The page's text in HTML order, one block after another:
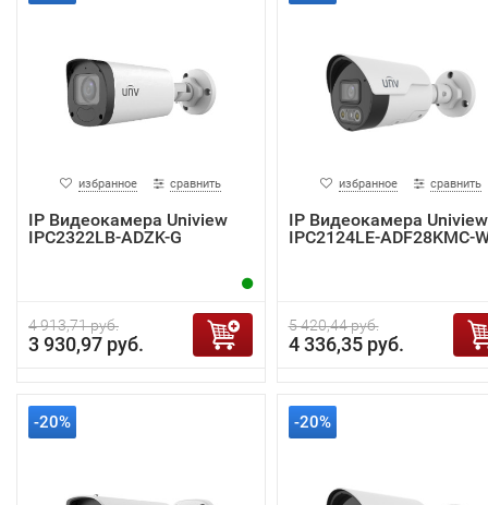
избранное сравнить
IP Видеокамера Uniview
IPC2322LB-ADZK-G
4 913,71 руб.
3 930,97 руб.
избранное сравнить
IP Видеокамера Uniview
IPC2124LE-ADF28KMC-
5 420,44 руб.
4 336,35 руб.
-20% -20%